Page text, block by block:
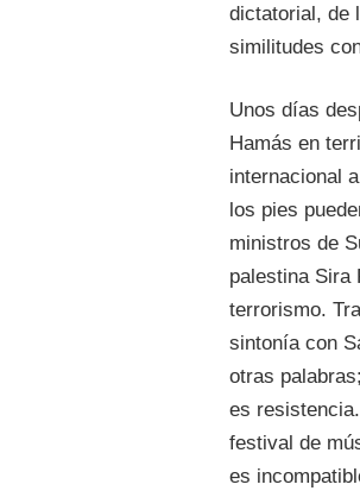
dictatorial, de
similitudes
Unos días
Hamás en
internacional
los pies
ministros de
palestina Sira
terrorismo.
sintonía con
otras
es
festival de
es